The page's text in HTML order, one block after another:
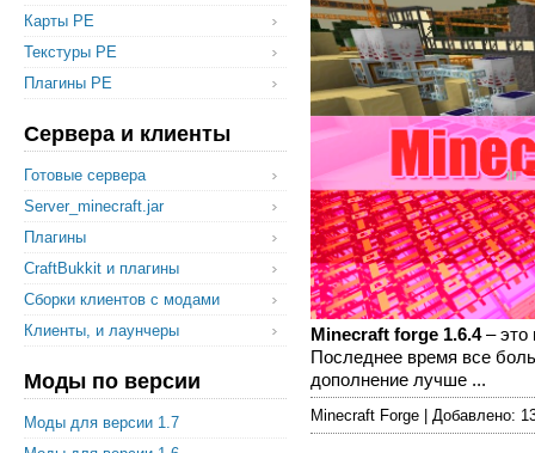
Карты PE
Текстуры PE
Плагины PE
Сервера и клиенты
Готовые сервера
Server_minecraft.jar
Плагины
CraftBukkit и плагины
Сборки клиентов с модами
Клиенты, и лаунчеры
Моды по версии
Моды для версии 1.7
Minecraft forge 1.6.4– это
Последнее время все
дополнение лучше ...
Minecraft Forge | Добавлено: